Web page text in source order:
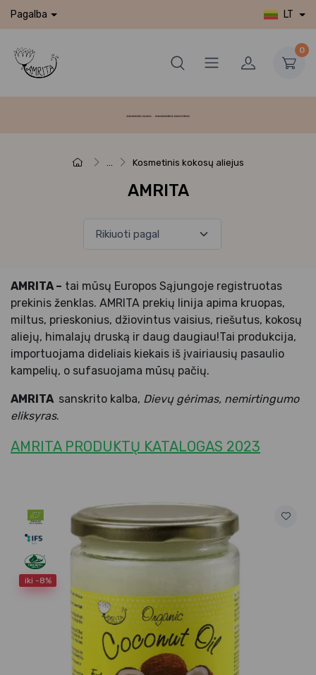
Pagalba LT
0
... Kosmetinis kokosų aliejus
AMRITA
AMRITA – tai mūsų Europos Sąjungoje registruotas
prekinis ženklas. AMRITA prekių linija apima kruopas,
miltus, prieskonius, džiovintus vaisius, riešutus, kokosų
aliejų, himalajų druską ir daug daugiau!Tai produkcija,
importuojama dideliais kiekais iš įvairiausių pasaulio
kampelių, o sufasuojama mūsų pačių.
AMRITA sanskrito kalba, Dievų gėrimas, nemirtingumo
eliksyras.
AMRITA PRODUKTŲ KATALOGAS 2023
iki -8%